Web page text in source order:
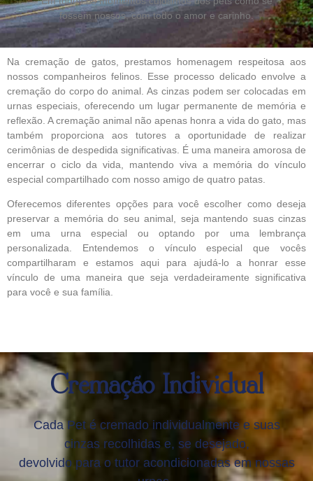
fossem nossos, com todo o amor e carinho.
Na cremação de gatos, prestamos homenagem respeitosa aos
nossos companheiros felinos. Esse processo delicado envolve a
cremação do corpo do animal. As cinzas podem ser colocadas em
urnas especiais, oferecendo um lugar permanente de memória e
reflexão. A cremação animal não apenas honra a vida do gato, mas
também proporciona aos tutores a oportunidade de realizar
cerimônias de despedida significativas. É uma maneira amorosa de
encerrar o ciclo da vida, mantendo viva a memória do vínculo
especial compartilhado com nosso amigo de quatro patas.
Oferecemos diferentes opções para você escolher como deseja
preservar a memória do seu animal, seja mantendo suas cinzas
em uma urna especial ou optando por uma lembrança
personalizada. Entendemos o vínculo especial que vocês
compartilharam e estamos aqui para ajudá-lo a honrar esse
vínculo de uma maneira que seja verdadeiramente significativa
para você e sua família.
Cremação Individual
Cada Pet é cremado individualmente e suas
cinzas recolhidas e, se desejado,
devolvido para o tutor acondicionadas em nossas